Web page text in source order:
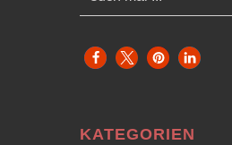
KATEGORIEN